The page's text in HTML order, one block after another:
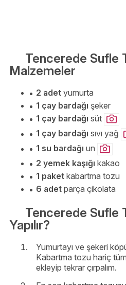
Tencerede Sufle
Malzemeler
2 adet yumurta
1 çay bardağı şeker
1 çay bardağı süt
1 çay bardağı sıvı yağ
1 su bardağı un
2 yemek kaşığı kakao
1 paket kabartma tozu
6 adet parça çikolata
Tencerede Sufle
Yapılır?
Yumurtayı ve şekeri
Kabartma tozu hariç
ekleyip tekrar çırpalım.